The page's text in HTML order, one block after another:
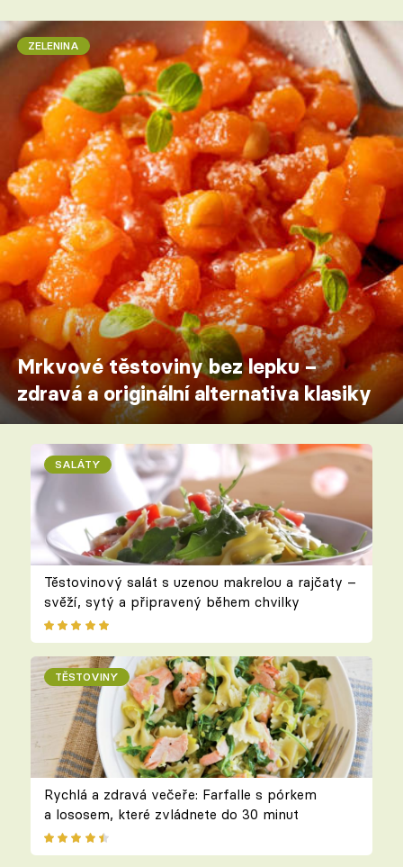
ZELENINA
Mrkvové těstoviny bez lepku –
zdravá a originální alternativa klasiky
SALÁTY
Těstovinový salát s uzenou makrelou a rajčaty –
svěží, sytý a připravený během chvilky
TĚSTOVINY
Rychlá a zdravá večeře: Farfalle s pórkem
a lososem, které zvládnete do 30 minut